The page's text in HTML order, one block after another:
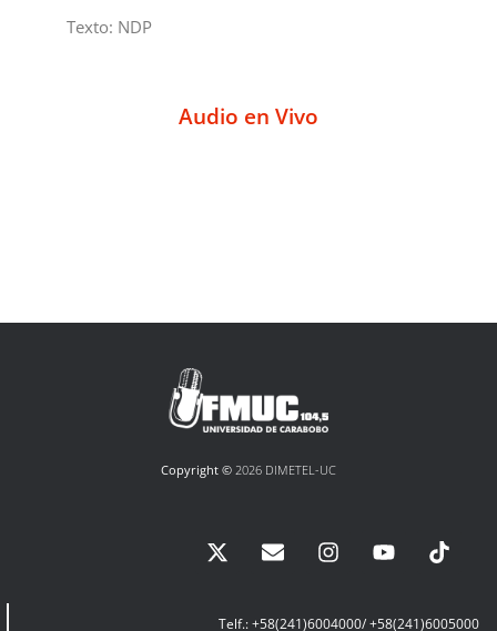
Texto: NDP
Audio en Vivo
Copyright © 2026 DIMETEL-UC
Telf.: +58(241)6004000/ +58(241)6005000